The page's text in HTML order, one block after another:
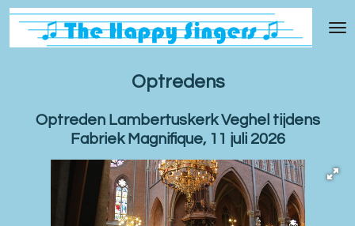
Ga
direct
naar
Optredens
Optreden Lambertuskerk Veghel tijdens
Fabriek Magnifique, 11 juli 2026